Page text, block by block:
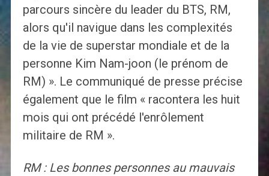
parcours sincère du leader du BTS, RM,
alors qu'il navigue dans les complexités
de la vie de superstar mondiale et de la
personne Kim Nam-joon (le prénom de
RM) ». Le communiqué de presse précise
également que le film « racontera les huit
mois qui ont précédé l'enrôlement
militaire de RM ».
RM : Les bonnes personnes au mauvais